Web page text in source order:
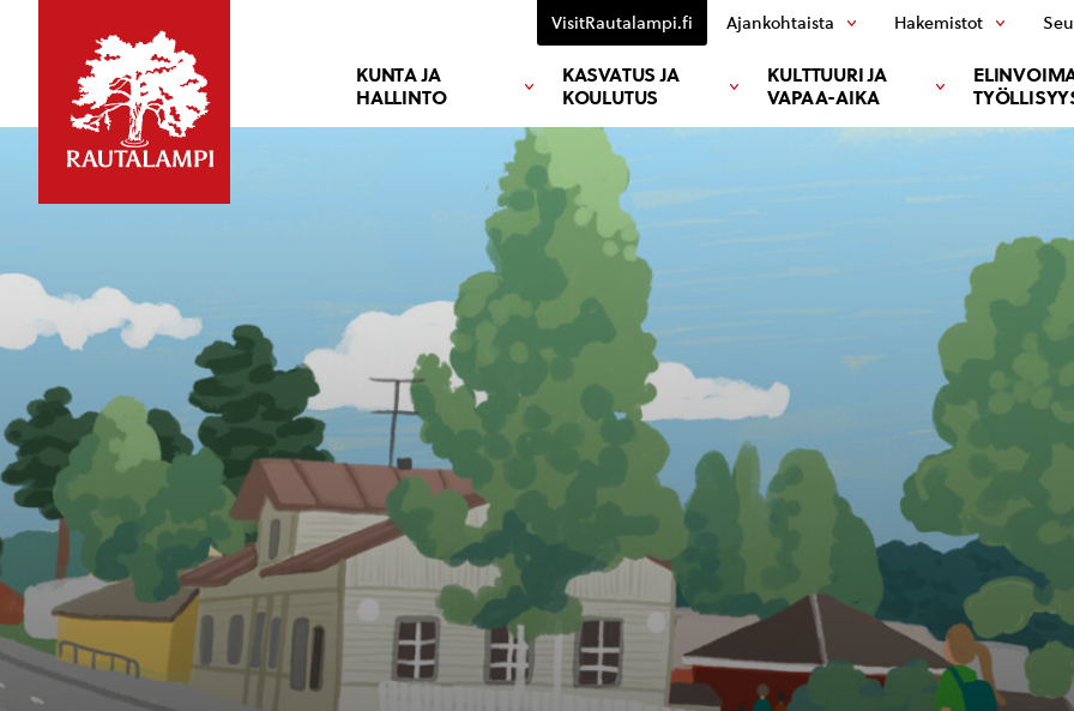
KUNTA JA
HALLINTO
KASVATUS JA
KOULUTUS
KULTTUURI JA
VAPAA-AIKA
VisitRautalampi.fi Ajankohtaista Hakemistot